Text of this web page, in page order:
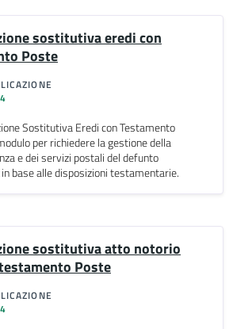
sostitutiva eredi con
Poste
Sostitutiva Eredi con Testamento
per richiedere la gestione della
e dei servizi postali del defunto
base alle disposizioni testamentarie.
sostitutiva atto notorio
Poste